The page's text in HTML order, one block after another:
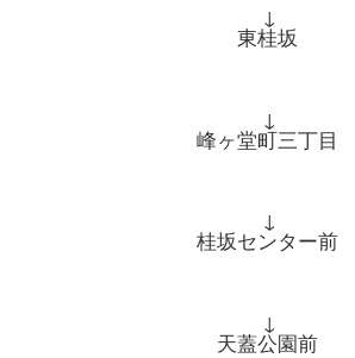
↓
東桂坂
↓
峰ヶ堂町三丁目
↓
桂坂センター前
↓
天蓋公園前